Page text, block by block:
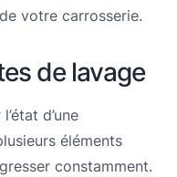
votre carrosserie.
de lavage
d’une
éléments
constamment.